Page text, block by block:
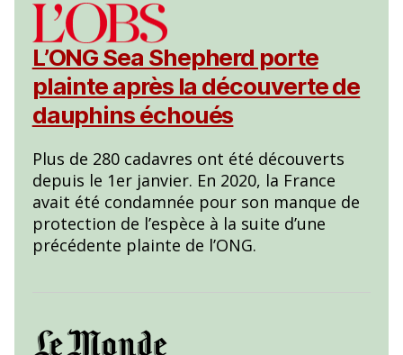
L’ONG Sea Shepherd porte
plainte après la découverte de
dauphins échoués
Plus de 280 cadavres ont été découverts
depuis le 1er janvier. En 2020, la France
avait été condamnée pour son manque de
protection de l’espèce à la suite d’une
précédente plainte de l’ONG.